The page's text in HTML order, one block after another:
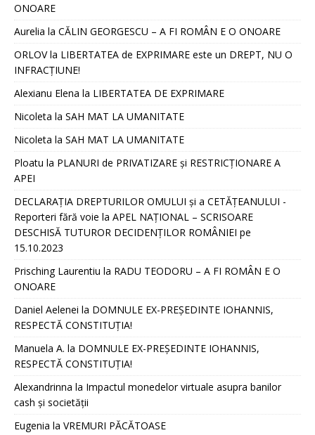
ONOARE
Aurelia la CĂLIN GEORGESCU – A FI ROMÂN E O ONOARE
ORLOVla LIBERTATEA de EXPRIMARE este un DREPT, NU O
INFRACȚIUNE!
Alexianu Elena la LIBERTATEA DE EXPRIMARE
Nicoleta la SAH MAT LA UMANITATE
Nicoleta la SAH MAT LA UMANITATE
Ploatu la PLANURI de PRIVATIZARE și RESTRICȚIONARE A
APEI
DECLARAȚIA DREPTURILOR OMULUI și a CETĂȚEANULUI -
Reporteri fără voie la APEL NAȚIONAL – SCRISOARE
DESCHISĂ TUTUROR DECIDENȚILOR ROMÂNIEI pe
15.10.2023
Prisching Laurentiu la RADU TEODORU – A FI ROMÂN E O
ONOARE
Daniel Aelenei la DOMNULE EX-PREȘEDINTE IOHANNIS,
RESPECTĂ CONSTITUȚIA!
Manuela A. la DOMNULE EX-PREȘEDINTE IOHANNIS,
RESPECTĂ CONSTITUȚIA!
Alexandrinna la Impactul monedelor virtuale asupra banilor
cash și societății
Eugenia la VREMURI PĂCĂTOASE